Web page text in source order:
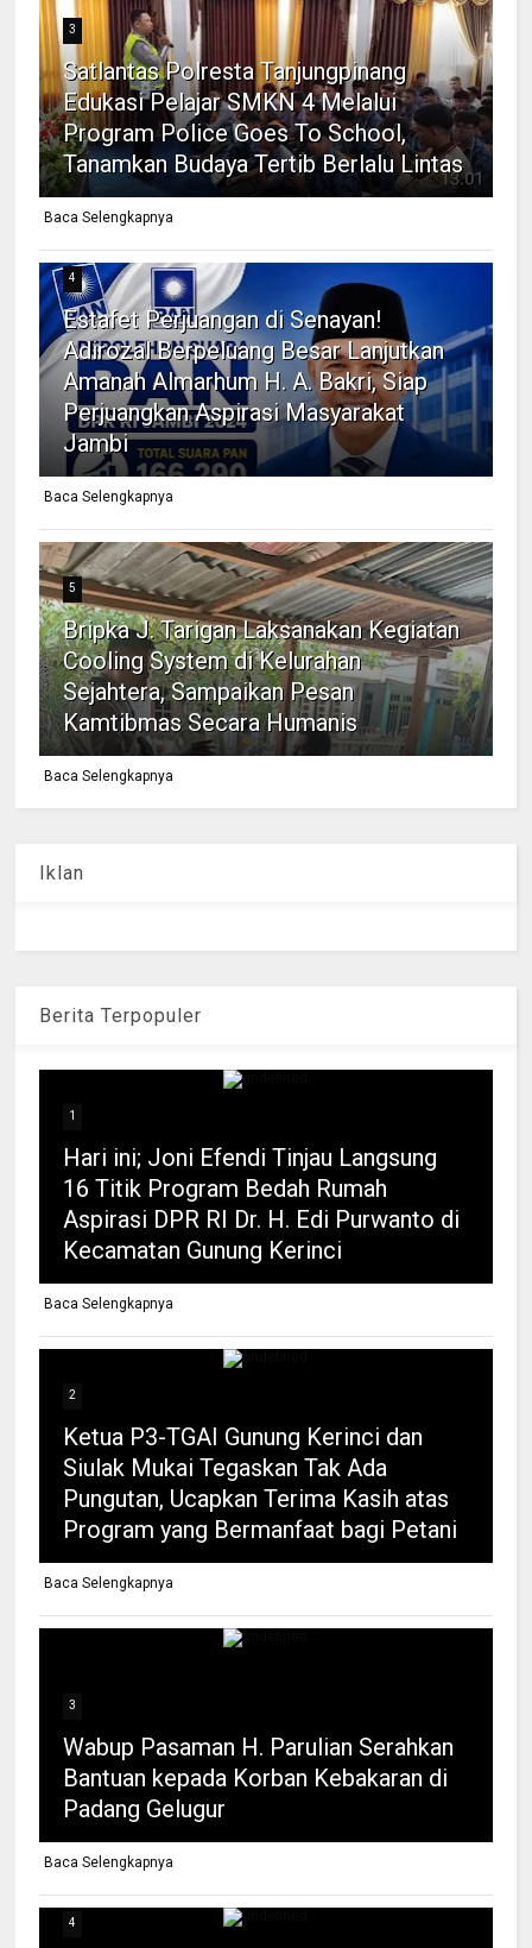
3
Satlantas Polresta Tanjungpinang
Edukasi Pelajar SMKN 4 Melalui
Program Police Goes To School,
Tanamkan Budaya Tertib Berlalu Lintas
Baca Selengkapnya
4
Estafet Perjuangan di Senayan!
Adirozal Berpeluang Besar Lanjutkan
Amanah Almarhum H. A. Bakri, Siap
Perjuangkan Aspirasi Masyarakat
Jambi
Baca Selengkapnya
5
Bripka J. Tarigan Laksanakan Kegiatan
Cooling System di Kelurahan
Sejahtera, Sampaikan Pesan
Kamtibmas Secara Humanis
Baca Selengkapnya
Iklan
Berita Terpopuler
1
Hari ini; Joni Efendi Tinjau Langsung
16 Titik Program Bedah Rumah
Aspirasi DPR RI Dr. H. Edi Purwanto di
Kecamatan Gunung Kerinci
Baca Selengkapnya
2
Ketua P3-TGAI Gunung Kerinci dan
Siulak Mukai Tegaskan Tak Ada
Pungutan, Ucapkan Terima Kasih atas
Program yang Bermanfaat bagi Petani
Baca Selengkapnya
3
Wabup Pasaman H. Parulian Serahkan
Bantuan kepada Korban Kebakaran di
Padang Gelugur
Baca Selengkapnya
4